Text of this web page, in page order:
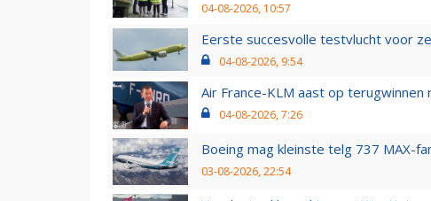
04-08-2026, 10:57
Eerste succesvolle testvlucht voor
04-08-2026, 9:54
Air France-KLM aast op terugwinnen
04-08-2026, 7:26
Boeing mag kleinste telg 737 MAX-
03-08-2026, 22:54